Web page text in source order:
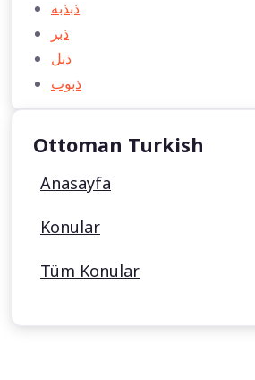
ذبذبه
ذبر
ذبل
ذبوب
Ottoman Turkish
Anasayfa
Konular
Tüm Konular